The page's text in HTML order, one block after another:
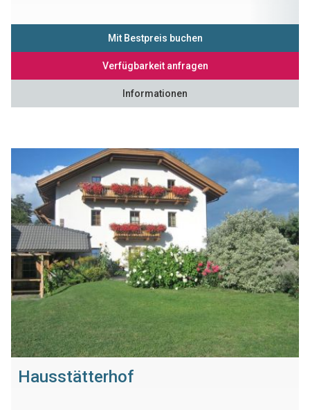
Mit Bestpreis buchen
Verfügbarkeit anfragen
Informationen
Hausstätterhof